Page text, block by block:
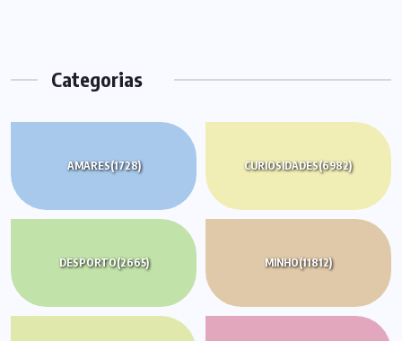
Categorias
AMARES(1728) CURIOSIDADES(6982)
DESPORTO(2665) MINHO(11812)